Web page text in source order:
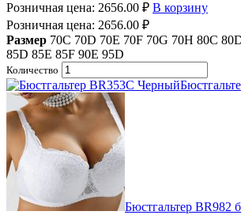
Розничная цена: 2656.00 ₽ В корзину
Розничная цена: 2656.00 ₽
Размер 70C 70D 70E 70F 70G 70H 80C
85D 85E 85F 90E 95D
Количество
Бюстгальтер BR982